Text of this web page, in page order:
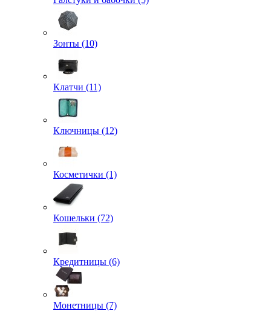
Зонты (10)
Клатчи (11)
Ключницы (12)
Косметички (1)
Кошельки (72)
Кредитницы (6)
Монетницы (7)